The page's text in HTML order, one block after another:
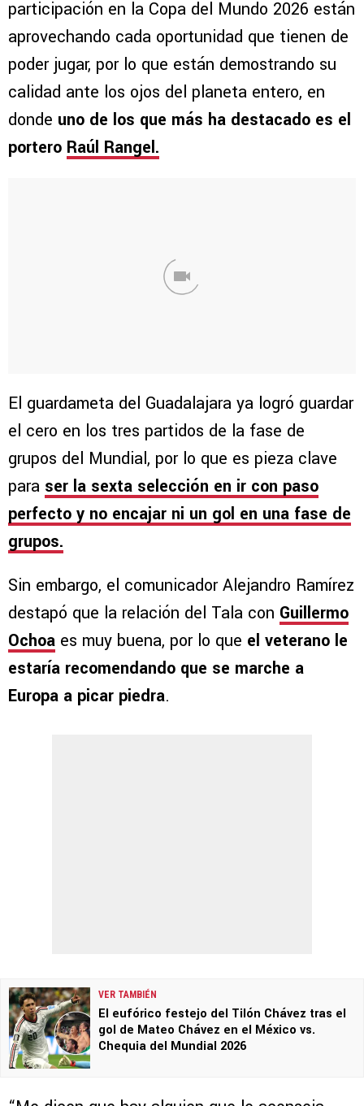
participación en la Copa del Mundo 2026 están
aprovechando cada oportunidad que tienen de
poder jugar, por lo que están demostrando su
calidad ante los ojos del planeta entero, en
donde uno de los que más ha destacado es el
portero Raúl Rangel.
El guardameta del Guadalajara ya logró guardar
el cero en los tres partidos de la fase de
grupos del Mundial, por lo que es pieza clave
para ser la sexta selección en ir con paso
perfecto y no encajar ni un gol en una fase de
grupos.
Sin embargo, el comunicador Alejandro Ramírez
destapó que la relación del Tala con Guillermo
Ochoa es muy buena, por lo que el veterano le
estaría recomendando que se marche a
Europa a picar piedra.
VER TAMBIÉN
El eufórico festejo del Tilón Chávez tras el
gol de Mateo Chávez en el México vs.
Chequia del Mundial 2026